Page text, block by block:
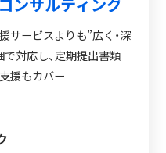
サービスよりも”広く・深
で対応し、定期提出書類
援もカバー